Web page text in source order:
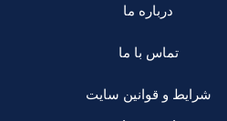
درباره ما
تماس با ما
شرایط و قوانین سایت